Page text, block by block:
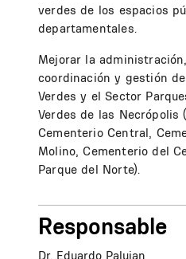
verdes de los espacios
departamentales.
Mejorar la
coordinación y gestión
Verdes y el Sector
Verdes de las Necrópolis
Cementerio Central,
Molino, Cementerio del
Parque del Norte).
Responsable
Dr. Eduardo Paluian